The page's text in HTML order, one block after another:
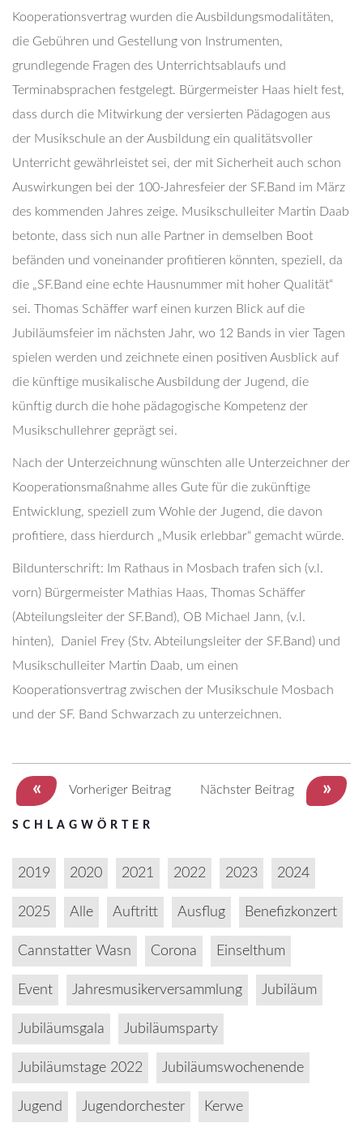
Kooperationsvertrag wurden die Ausbildungsmodalitäten,
die Gebühren und Gestellung von Instrumenten,
grundlegende Fragen des Unterrichtsablaufs und
Terminabsprachen festgelegt. Bürgermeister Haas hielt fest,
dass durch die Mitwirkung der versierten Pädagogen aus
der Musikschule an der Ausbildung ein qualitätsvoller
Unterricht gewährleistet sei, der mit Sicherheit auch schon
Auswirkungen bei der 100-Jahresfeier der SF.Band im März
des kommenden Jahres zeige. Musikschulleiter Martin Daab
betonte, dass sich nun alle Partner in demselben Boot
befänden und voneinander profitieren könnten, speziell, da
die „SF.Band eine echte Hausnummer mit hoher Qualität“
sei. Thomas Schäffer warf einen kurzen Blick auf die
Jubiläumsfeier im nächsten Jahr, wo 12 Bands in vier Tagen
spielen werden und zeichnete einen positiven Ausblick auf
die künftige musikalische Ausbildung der Jugend, die
künftig durch die hohe pädagogische Kompetenz der
Musikschullehrer geprägt sei.
Nach der Unterzeichnung wünschten alle Unterzeichner der
Kooperationsmaßnahme alles Gute für die zukünftige
Entwicklung, speziell zum Wohle der Jugend, die davon
profitiere, dass hierdurch „Musik erlebbar“ gemacht würde.
Bildunterschrift: Im Rathaus in Mosbach trafen sich (v.l.
vorn) Bürgermeister Mathias Haas, Thomas Schäffer
(Abteilungsleiter der SF.Band), OB Michael Jann, (v.l.
hinten), Daniel Frey (Stv. Abteilungsleiter der SF.Band) und
Musikschulleiter Martin Daab, um einen
Kooperationsvertrag zwischen der Musikschule Mosbach
und der SF. Band Schwarzach zu unterzeichnen.
« Vorheriger Beitrag Nächster Beitrag »
SCHLAGWÖRTER
2019 2020 2021 2022 2023 2024
2025 Alle Auftritt Ausflug Benefizkonzert
Cannstatter Wasn Corona Einselthum
Event Jahresmusikerversammlung Jubiläum
Jubiläumsgala Jubiläumsparty
Jubiläumstage 2022 Jubiläumswochenende
Jugend Jugendorchester Kerwe